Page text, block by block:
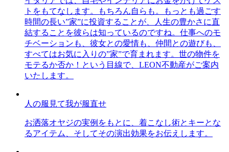
トをもてなします。もちろん自らも。もっとも過ごす
時間の長い”家”に投資することが、人生の豊かさに直
結することを彼らは知っているのですね。仕事へのモ
チベーションも、彼女との愛情も、仲間との遊びも、
すべてはお気に入りの”家”で育まれます。世の物件を
モテるか否か！という目線で、LEON不動産がご案内
いたします。
人の服見て我が服直せ
お洒落オヤジの実例をもとに、着こなし術とキーとな
るアイテム、そしてその演出効果をお伝えします。